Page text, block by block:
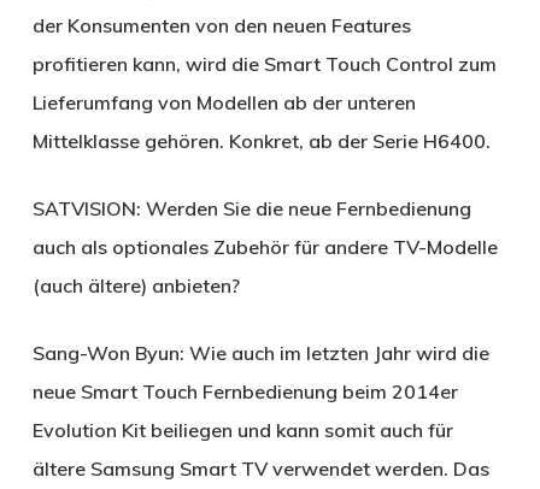
der Konsumenten von den neuen Features
profitieren kann, wird die Smart Touch Control zum
Lieferumfang von Modellen ab der unteren
Mittelklasse gehören. Konkret, ab der Serie H6400.
SATVISION: Werden Sie die neue Fernbedienung
auch als optionales Zubehör für andere TV-Modelle
(auch ältere) anbieten?
Sang-Won Byun: Wie auch im letzten Jahr wird die
neue Smart Touch Fernbedienung beim 2014er
Evolution Kit beiliegen und kann somit auch für
ältere Samsung Smart TV verwendet werden. Das